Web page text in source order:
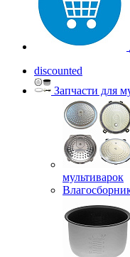
discounted
Запчасти для
мультиварок